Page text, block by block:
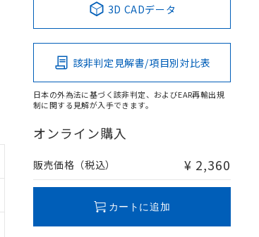
3D CADデータ
該非判定見解書/項目別対比表
日本の外為法に基づく該非判定、およびEAR再輸出規
制に関する見解が入手できます。
オンライン購入
販売価格（税込） ¥ 2,360
カートに追加